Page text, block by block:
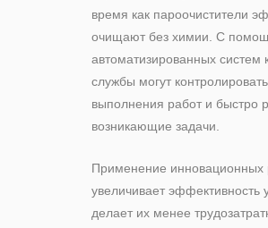
время как пароочистители
очищают без химии. С
автоматизированных систем
службы могут
выполнения работ и быстро
возникающие задачи.
Применение инновационных
увеличивает эффективность
делает их менее